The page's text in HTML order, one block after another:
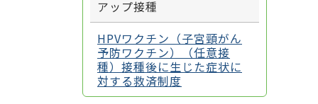
アップ接種
HPVワクチン（子宮頸がん
予防ワクチン）（任意接
種）接種後に生じた症状に
対する救済制度